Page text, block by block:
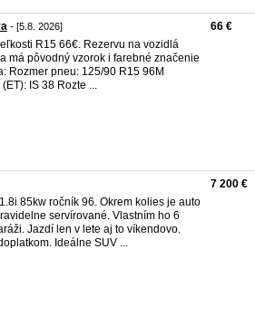
- [5.8. 2026]
R15 66€. Rezervu na vozidlá
má pôvodný vzorok i farebné značenie
Rozmer pneu: 125/90 R15 96M
IS 38 Rozte ...
66 €
1.8i 85kw ročník 96. Okrem kolies je auto
servírované. Vlastním ho 6
Jazdí len v lete aj to víkendovo.
Ideálne SUV ...
7 200 €